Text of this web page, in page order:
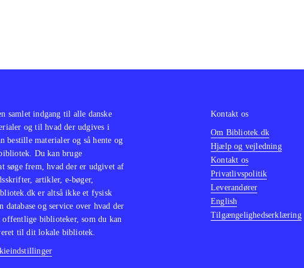
samlet indgang til alle danske
og til hvad der udgives i
bestille materialer og så hente og
Du kan bruge
søge frem, hvad der er udgivet af
artikler, e-bøger,
er altså ikke et fysisk
database og service over hvad der
offentlige biblioteker, som du kan
til dit lokale bibliotek.
Kontakt os
Om Bibliotek.dk
Hjælp og vejledning
Kontakt os
Privatlivspolitik
Leverandører
English
Tilgængelighedserklæring